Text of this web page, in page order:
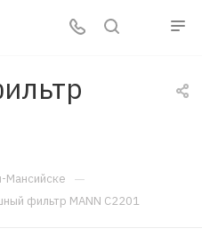
Мансийске —
фильтр MANN C2201